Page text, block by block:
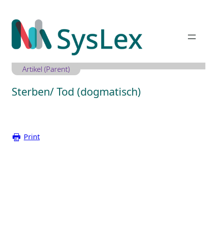
Inhalt
springen
Artikel (Parent)
Sterben/ Tod (dogmatisch)
Print